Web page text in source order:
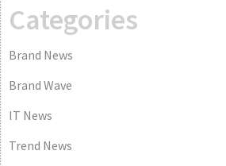
Categories
Brand News
Brand Wave
IT News
Trend News